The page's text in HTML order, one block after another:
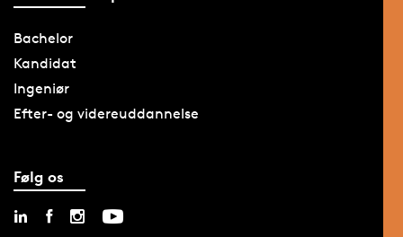
Bachelor
Kandidat
Ingeniør
Efter- og videreuddannelse
Følg os